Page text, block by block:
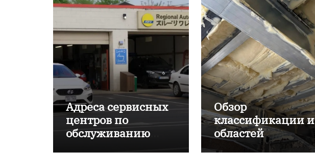
Адреса сервисных
центров по
обслуживанию
Обзор
классификации и
областей
применения